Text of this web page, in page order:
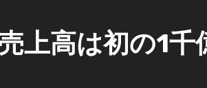
上高は初の1千